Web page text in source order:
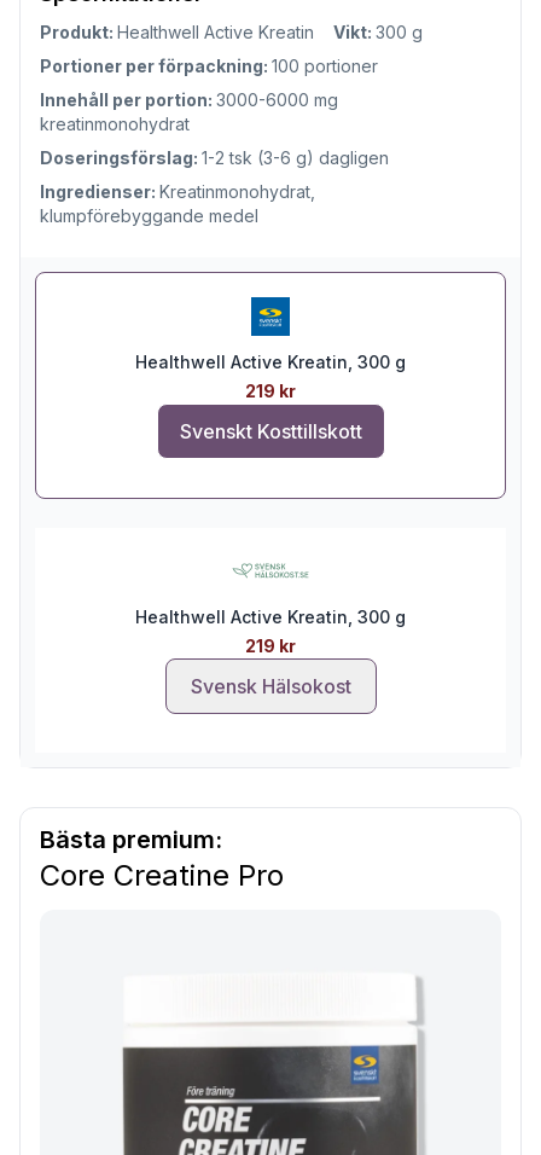
Produkt: Healthwell Active Kreatin Vikt: 300 g
Portioner per förpackning: 100 portioner
Innehåll per portion: 3000-6000 mg
kreatinmonohydrat
Doseringsförslag: 1-2 tsk (3-6 g) dagligen
Ingredienser: Kreatinmonohydrat,
klumpförebyggande medel
Healthwell Active Kreatin, 300 g
219 kr
Svenskt Kosttillskott
Healthwell Active Kreatin, 300 g
219 kr
Svensk Hälsokost
Bästa premium:
Core Creatine Pro